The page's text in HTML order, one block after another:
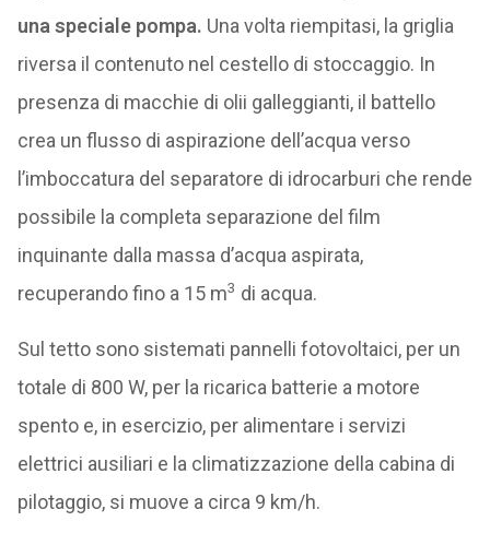
una speciale pompa. Una volta riempitasi, la griglia
riversa il contenuto nel cestello di stoccaggio. In
presenza di macchie di olii galleggianti, il battello
crea un flusso di aspirazione dell’acqua verso
l’imboccatura del separatore di idrocarburi che rende
possibile la completa separazione del film
inquinante dalla massa d’acqua aspirata,
recuperando fino a 15 m3 di acqua.
Sul tetto sono sistemati pannelli fotovoltaici, per un
totale di 800 W, per la ricarica batterie a motore
spento e, in esercizio, per alimentare i servizi
elettrici ausiliari e la climatizzazione della cabina di
pilotaggio, si muove a circa 9 km/h.